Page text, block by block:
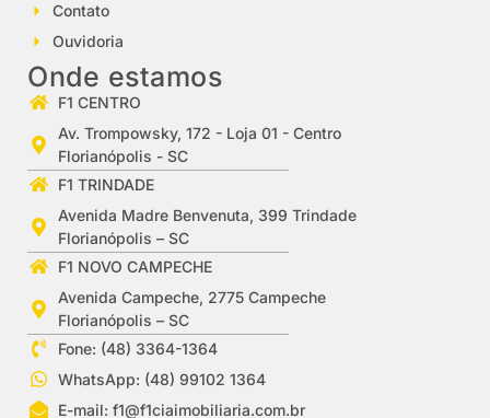
Contato
Ouvidoria
Onde estamos
F1 CENTRO
Av. Trompowsky, 172 - Loja 01 - Centro
Florianópolis - SC
F1 TRINDADE
Avenida Madre Benvenuta, 399 Trindade
Florianópolis – SC
F1 NOVO CAMPECHE
Avenida Campeche, 2775 Campeche
Florianópolis – SC
Fone: (48) 3364-1364
WhatsApp: (48) 99102 1364
E-mail:f1@f1ciaimobiliaria.com.br